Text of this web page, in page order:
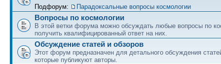
Подфорум: Парадоксальные вопросы космологии
Вопросы по космологии
В этой ветки форума можно обсуждать любые вопросы по
получить квалифицированный ответ на них.
Обсуждение статей и обзоров
Этот форум предназначен для детального обсуждения
которые публикуют авторы.